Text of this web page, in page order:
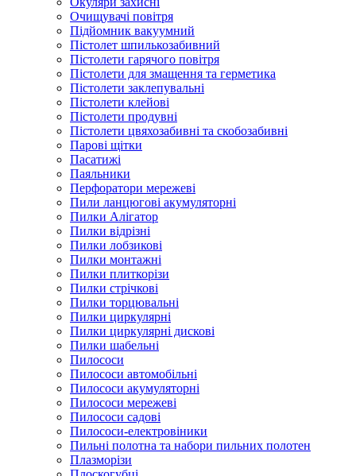
Очищувачі повітря
Підйомник вакуумний
Пістолет шпилькозабивний
Пістолети гарячого повітря
Пістолети для змащення та герметика
Пістолети заклепувальні
Пістолети клейові
Пістолети продувні
Пістолети цвяхозабивні та скобозабивні
Парові щітки
Пасатижі
Паяльники
Перфоратори мережеві
Пили ланцюгові акумуляторні
Пилки Алігатор
Пилки відрізні
Пилки лобзикові
Пилки монтажні
Пилки плиткорізи
Пилки стрічкові
Пилки торцювальні
Пилки циркулярні
Пилки циркулярні дискові
Пилки шабельні
Пилососи
Пилососи автомобільні
Пилососи акумуляторні
Пилососи мережеві
Пилососи садові
Пилососи-електровіники
Пильні полотна та набори пильних полотен
Плазморізи